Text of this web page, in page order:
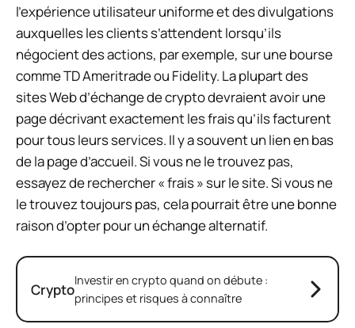
l’expérience utilisateur uniforme et des divulgations
auxquelles les clients s’attendent lorsqu’ils
négocient des actions, par exemple, sur une bourse
comme TD Ameritrade ou Fidelity. La plupart des
sites Web d’échange de crypto devraient avoir une
page décrivant exactement les frais qu’ils facturent
pour tous leurs services. Il y a souvent un lien en bas
de la page d’accueil. Si vous ne le trouvez pas,
essayez de rechercher « frais » sur le site. Si vous ne
le trouvez toujours pas, cela pourrait être une bonne
raison d’opter pour un échange alternatif.
CryptoInvestir en crypto quand on débute :
principes et risques à connaître